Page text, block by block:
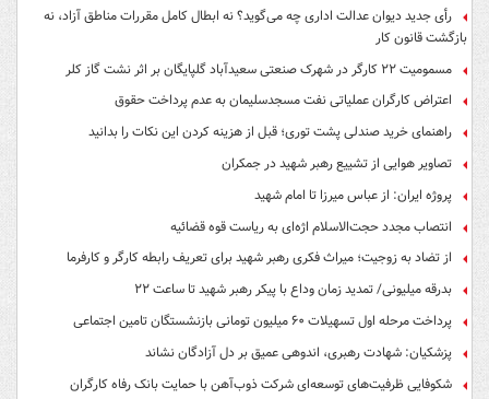
رأی جدید دیوان عدالت اداری چه می‌گوید؟ نه ابطال کامل مقررات مناطق آزاد، نه
بازگشت قانون کار
مسمومیت ۲۲ کارگر در شهرک صنعتی سعیدآباد گلپایگان بر اثر نشت گاز کلر
اعتراض کارگران عملیاتی نفت مسجدسلیمان به عدم پرداخت حقوق
راهنمای خرید صندلی پشت توری؛ قبل از هزینه کردن این نکات را بدانید
تصاویر هوایی از تشییع رهبر شهید در جمکران
پروژه ایران: از عباس میرزا تا امام شهید
انتصاب مجدد حجت‌الاسلام اژه‌ای به ریاست قوه‌ قضائیه
از تضاد به زوجیت؛ میراث فکری رهبر شهید برای تعریف رابطه کارگر و کارفرما
بدرقه میلیونی/ تمدید زمان وداع با پیکر رهبر شهید تا ساعت ۲۲
پرداخت مرحله اول تسهیلات ۶۰ میلیون تومانی بازنشستگان تامین اجتماعی
پزشکیان: شهادت رهبری، اندوهی عمیق بر دل آزادگان نشاند
شکوفایی ظرفیت‌های توسعه‌ای شرکت ذوب‌آهن با حمایت‌ بانک رفاه کارگران